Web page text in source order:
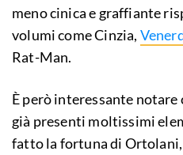
meno cinica e graffiante
volumi come Cinzia,
Rat-Man.
È però interessante
già presenti moltissimi
fatto la fortuna di